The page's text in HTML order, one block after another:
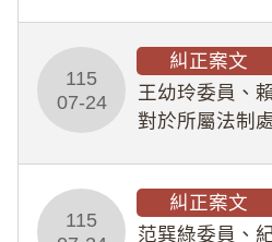
幣1,483萬餘元
贈；復罔顧公
於停工期間
115
07-24
糾正案文
王幼玲委員、
對於所屬法制
人員保障法」
所定維護公務
115
糾正案文
范巽綠委員、